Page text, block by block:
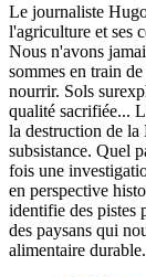
Le journaliste
l'agriculture et ses
Nous n'avons
sommes en train
nourrir. Sols
qualité sacrifiée...
la destruction de la
subsistance. Quel
fois une
en perspective
identifie des pistes
des paysans qui
alimentaire durable.